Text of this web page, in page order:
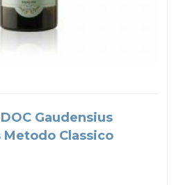
Gaudensius
Metodo Classico